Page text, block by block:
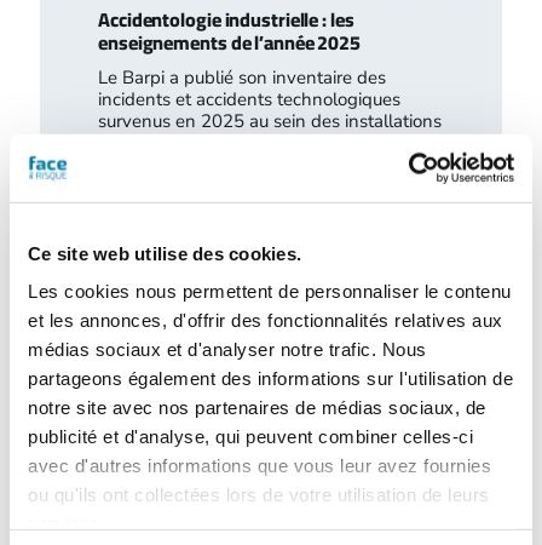
Ce site web utilise des cookies.
Les cookies nous permettent de personnaliser le contenu
et les annonces, d'offrir des fonctionnalités relatives aux
médias sociaux et d'analyser notre trafic. Nous
partageons également des informations sur l'utilisation de
notre site avec nos partenaires de médias sociaux, de
publicité et d'analyse, qui peuvent combiner celles-ci
avec d'autres informations que vous leur avez fournies
ou qu'ils ont collectées lors de votre utilisation de leurs
Accidentologie industrielle : les
enseignements de l’année 2025
Le Barpi a publié son inventaire des
incidents et accidents technologiques
survenus en 2025 au sein des installations
Retour d’expérience : exercice attentat au